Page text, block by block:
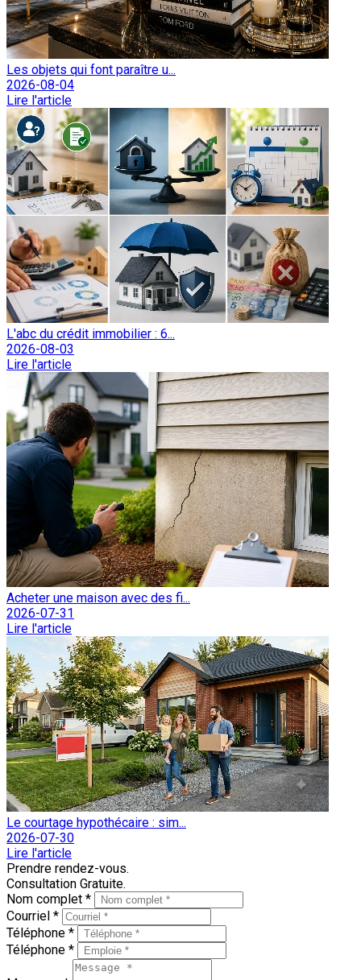
Les objets qui font paraître u...
2026-08-04
Lire l'article
L'abc du crédit immobilier : 6...
2026-08-03
Lire l'article
Acheter une maison avec des fi...
2026-07-31
Lire l'article
Le courtage hypothécaire : sim...
2026-07-30
Lire l'article
Prendre rendez-vous.
Consultation Gratuite.
Nom complet *
Courriel *
Téléphone *
Téléphone *